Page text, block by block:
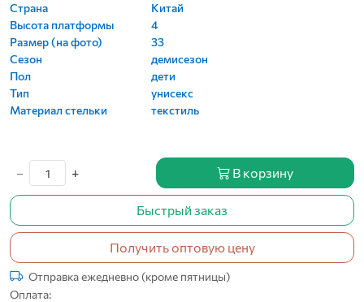
Страна
Китай
Высота платформы
4
Размер (на фото)
33
Сезон
демисезон
Пол
дети
Тип
унисекс
Материал стельки
текстиль
− + В корзину
Быстрый заказ
Получить оптовую цену
Отправка ежедневно (кроме пятницы)
Оплата: